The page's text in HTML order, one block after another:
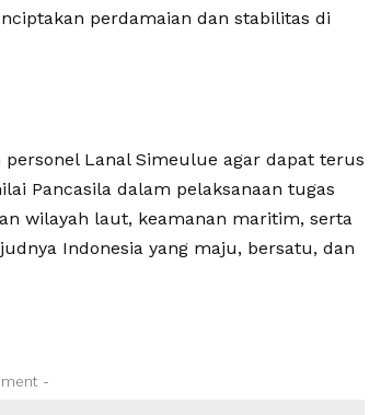
perdamaian dan stabilitas di
Lanal Simeulue agar dapat terus
Pancasila dalam pelaksanaan tugas
wilayah laut, keamanan maritim, serta
Indonesia yang maju, bersatu, dan
-